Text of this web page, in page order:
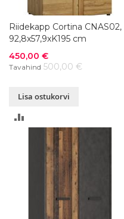
Riidekapp Cortina CNAS02,
92,8x57,9xK195 cm
Soodushind
450,00 €
Tavahind 500,00 €
Lisa ostukorvi
VÕRDLUSESSE